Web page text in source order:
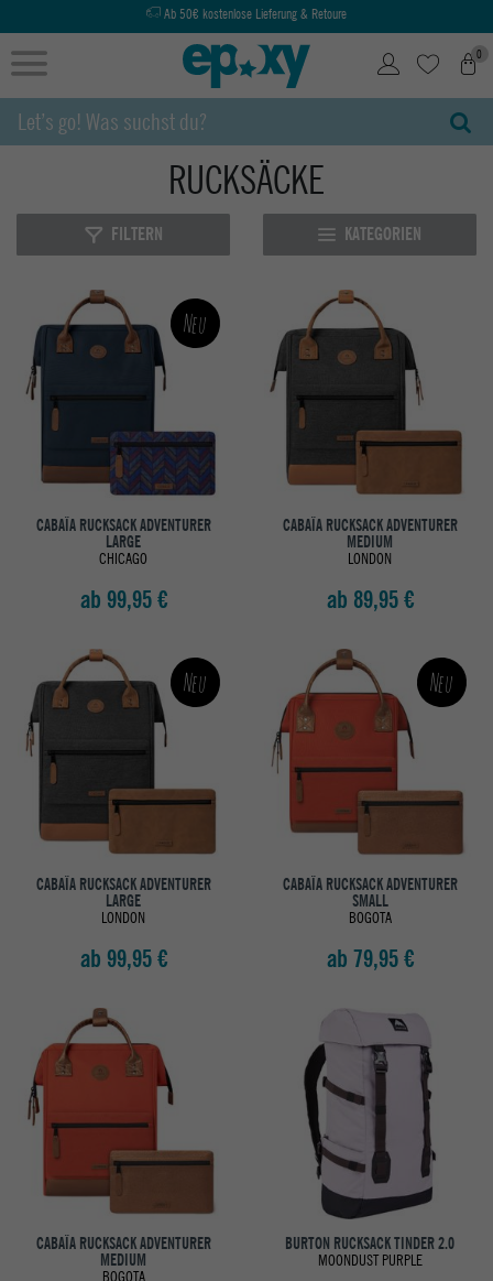
Ab 50€ kostenlose Lieferung & Retoure
0
RUCKSÄCKE
FILTERN KATEGORIEN
Neu
CABAÏA RUCKSACK ADVENTURER
LARGE
CHICAGO
ab 99,95 €
CABAÏA RUCKSACK ADVENTURER
MEDIUM
LONDON
ab 89,95 €
Neu
CABAÏA RUCKSACK ADVENTURER
LARGE
LONDON
ab 99,95 €
Neu
CABAÏA RUCKSACK ADVENTURER
SMALL
BOGOTA
ab 79,95 €
CABAÏA RUCKSACK ADVENTURER
MEDIUM
BOGOTA
BURTON RUCKSACK TINDER 2.0
MOONDUST PURPLE